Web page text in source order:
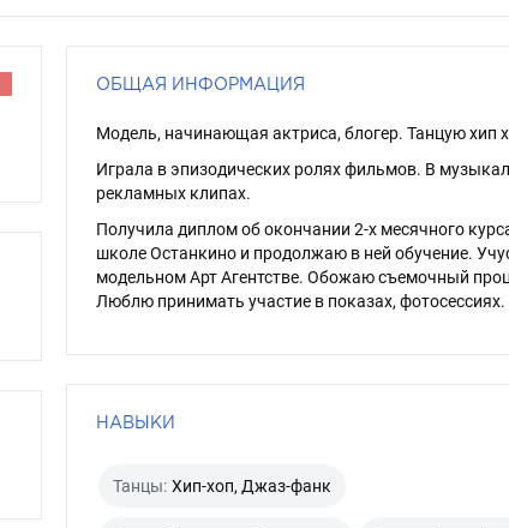
ОБЩАЯ ИНФОРМАЦИЯ
Модель, начинающая актриса, блогер. Танцую хип
Играла в эпизодических ролях фильмов. В
рекламных клипах.
Получила диплом об окончании 2-х месячного
школе Останкино и продолжаю в ней обучение.
модельном Арт Агентстве. Обожаю съемочный
Люблю принимать участие в показах, фотосессиях.
НАВЫКИ
Танцы: Хип-хоп, Джаз-фанк